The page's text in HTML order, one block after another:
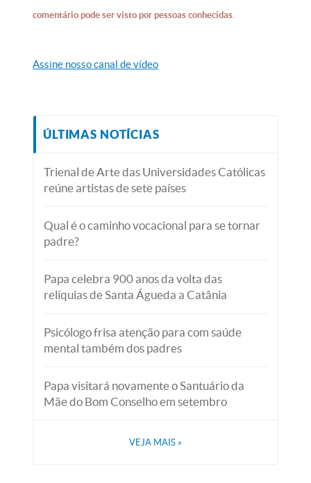
comentário pode ser visto por pessoas conhecidas.
Assine nosso canal de vídeo
ÚLTIMAS NOTÍCIAS
Trienal de Arte das Universidades Católicas
reúne artistas de sete países
Qual é o caminho vocacional para se tornar
padre?
Papa celebra 900 anos da volta das
relíquias de Santa Águeda a Catânia
Psicólogo frisa atenção para com saúde
mental também dos padres
Papa visitará novamente o Santuário da
Mãe do Bom Conselho em setembro
VEJA MAIS »